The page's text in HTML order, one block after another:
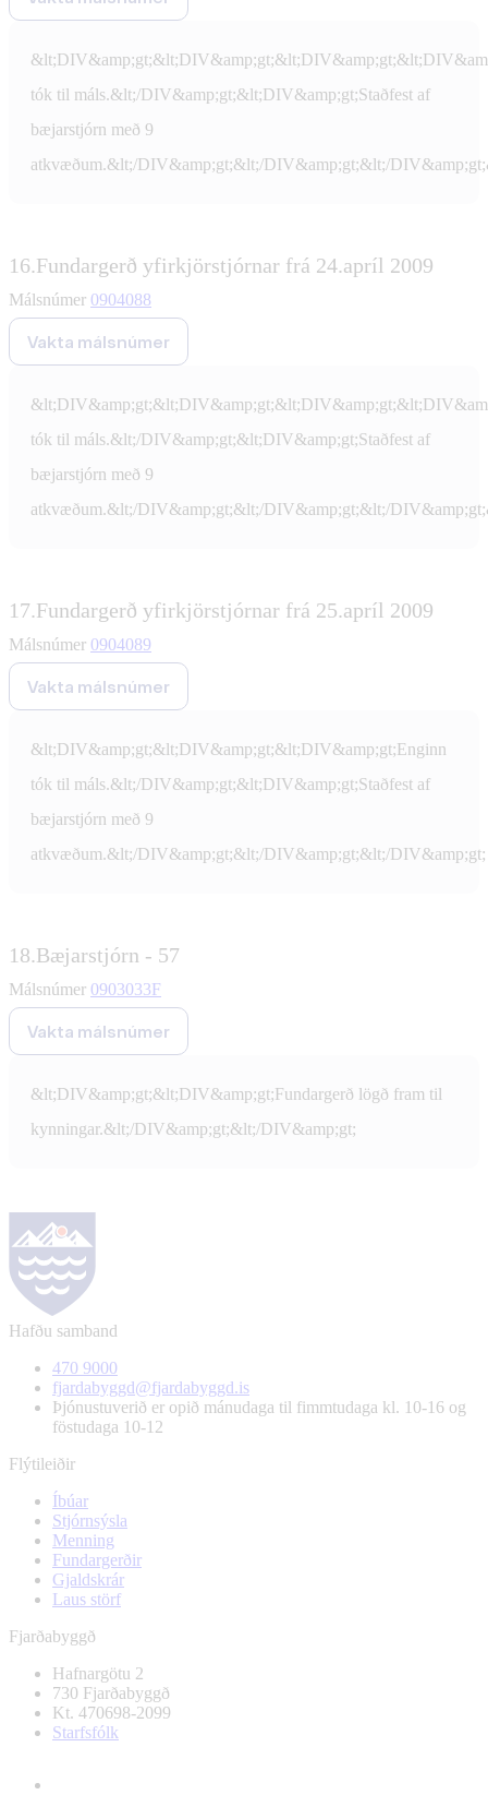
tók til máls.&lt;/DIV&amp;gt;&lt;DIV&amp;gt;Staðfest af
bæjarstjórn með 9
atkvæðum.&lt;/DIV&amp;gt;&lt;/DIV&amp;gt;&lt;/
16.Fundargerð yfirkjörstjórnar frá 24.apríl 2009
Málsnúmer 0904088
Vakta málsnúmer
tók til máls.&lt;/DIV&amp;gt;&lt;DIV&amp;gt;Staðfest af
bæjarstjórn með 9
atkvæðum.&lt;/DIV&amp;gt;&lt;/DIV&amp;gt;&lt;/
17.Fundargerð yfirkjörstjórnar frá 25.apríl 2009
Málsnúmer 0904089
Vakta málsnúmer
&lt;DIV&amp;gt;&lt;DIV&amp;gt;&lt;DIV&amp;gt;Enginn
tók til máls.&lt;/DIV&amp;gt;&lt;DIV&amp;gt;Staðfest af
bæjarstjórn með 9
atkvæðum.&lt;/DIV&amp;gt;&lt;/DIV&amp;gt;&lt;/DIV&amp;gt;
18.Bæjarstjórn - 57
Málsnúmer 0903033F
Vakta málsnúmer
&lt;DIV&amp;gt;&lt;DIV&amp;gt;Fundargerð lögð fram til
kynningar.&lt;/DIV&amp;gt;&lt;/DIV&amp;gt;
Hafðu samband
470 9000
fjardabyggd@fjardabyggd.is
Þjónustuverið er opið mánudaga til fimmtudaga kl. 10-16 og
föstudaga 10-12
Flýtileiðir
Íbúar
Stjórnsýsla
Menning
Fundargerðir
Gjaldskrár
Laus störf
Fjarðabyggð
Hafnargötu 2
730 Fjarðabyggð
Kt. 470698-2099
Starfsfólk